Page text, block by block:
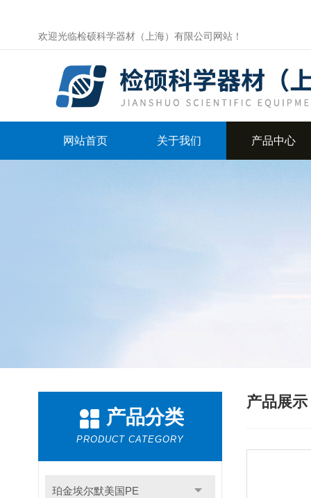
欢迎光临检硕科学器材（上海）有限公司网站！
网站首页 关于我们 产品中心
产品分类
PRODUCT CATEGORY
珀金埃尔默美国PE
产品展示